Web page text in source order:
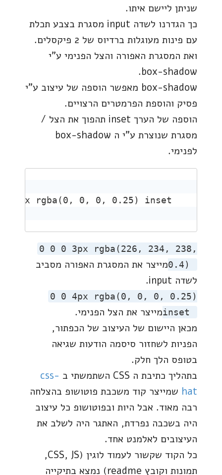
שניתן ליישם איתו.
כך הגדרנו לשדה input מסגרת בצבע תכלת
עם פינות מעוגלות ברדיוס של 2 פיקסלים.
ואת המסגרת האפורה והצל הפנימי ע"י
box-shadow.
box-shadow מאפשר הוספה של עיצוב ע"י
פסיק והוספת הפרמטרים הרצויים.
הוספה של הערך inset תהפוך את הצל /
מסגרת שנוצרת ע"י ה box-shadow
לפנימי.
0 4px rgba(0, 0, 0, 0.25) inset;
0 0 0 3px rgba(226, 234, 238,
0.4)מייצר את המסגרת האפורה מסביב
לשדה input.
0 0 4px rgba(0, 0, 0, 0.25)
insetמייצר את הצל הפנימי.
מכאן היישום של העיצוב של הכפתור,
הפניות לשחזור סיסמה הודעות שגיאה
בטופס הלך חלק.
בתהליך כתיבת ה CSS השתמשתי ב
css-
hat שמייצר קוד משכבת פוטושופ בהצלחה
רבה מאוד. אבל היות ובפוטושופ כל עיצוב
היה בשכבה נפרדת, האתגר היה לשלב את
העיצובים לאלמנט אחד.
כל הקוד שקשור לעמוד לוגין (CSS, JS,
תמונות וקובץ readme) נמצא בתיקייה